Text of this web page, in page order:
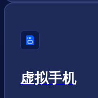
虚拟手机